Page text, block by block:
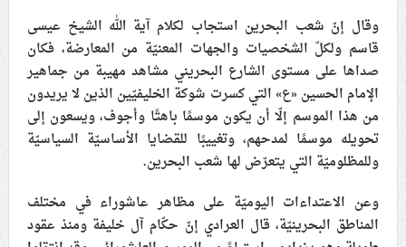
وقال إنّ شعب البحرين استجاب لكلام آية الله الشيخ عيسى
قاسم ولكلّ الشخصيات والجهات المعنيّة من المعارضة، فكان
صداها على مستوى الشارع البحريني مشاهد مهيبة من جماهير
الإمام الحسين «ع» التي كسرت شوكة الخليفيّين الذين لا يريدون
من هذا الموسم إلّا أن يكون موسمًا باهتًا وأجوف، ويسعون إلى
تحويله موسمًا لمدحهم، وتغييبًا للقضايا الأساسيّة السياسيّة
وللمظلوميّة التي يتعرّض لها شعب البحرين.
وعن الاعتداءات اليوميّة على مظاهر عاشوراء في مختلف
المناطق البحرينيّة، قال العرادي إنّ حكّام آل خليفة ومنذ عقود